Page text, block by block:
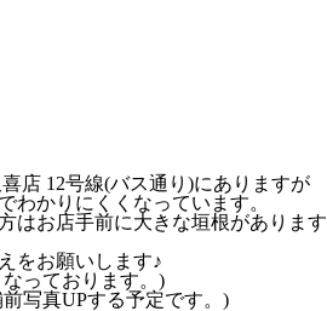
店 12号線(バス通り)にありますが
わかりにくくなっています。
はお店手前に大きな垣根があります
をお願いします♪
っております。)
写真UPする予定です。)